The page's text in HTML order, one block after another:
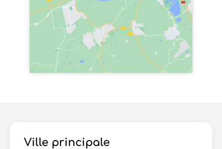
Ville principale